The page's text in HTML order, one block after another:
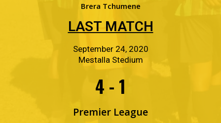
Brera Tchumene
LAST MATCH
September 24, 2020
Mestalla Stedium
4 - 1
Premier League